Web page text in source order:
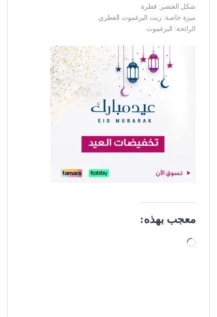
شكل العنصر: قطرة
ميزة خاصة: زيت البرغموت العطري
الرائحة: البرغموت
معجب بهذه:
جاري التحميل…